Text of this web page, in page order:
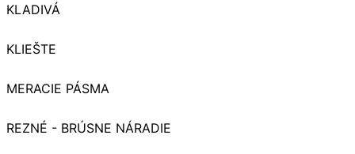
KLADIVÁ
KLIEŠTE
MERACIE PÁSMA
REZNÉ - BRÚSNE NÁRADIE